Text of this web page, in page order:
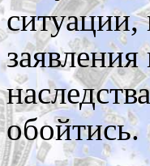
ситуации,
обойтись.